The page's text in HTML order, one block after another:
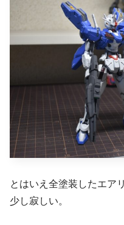
とはいえ全塗装したエア
少し寂しい。